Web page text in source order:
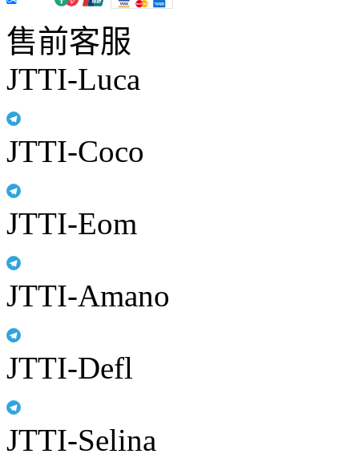
售前客服
JTTI-Luca
JTTI-Coco
JTTI-Eom
JTTI-Amano
JTTI-Defl
JTTI-Selina